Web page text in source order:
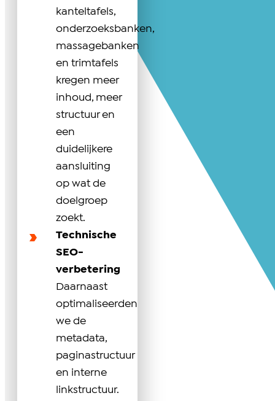
kanteltafels,
onderzoeksbanken,
massagebanken
en trimtafels
kregen meer
inhoud, meer
structuur en
een
duidelijkere
aansluiting
op wat de
doelgroep
zoekt.
Technische
SEO-
verbetering
Daarnaast
optimaliseerden
we de
metadata,
paginastructuur
en interne
linkstructuur.